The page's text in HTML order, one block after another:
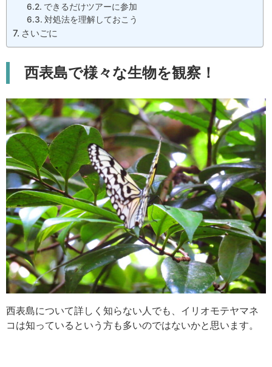
できるだけツアーに参加
対処法を理解しておこう
さいごに
西表島で様々な生物を観察！
西表島について詳しく知らない人でも、イリオモテヤマネ
コは知っているという方も多いのではないかと思います。